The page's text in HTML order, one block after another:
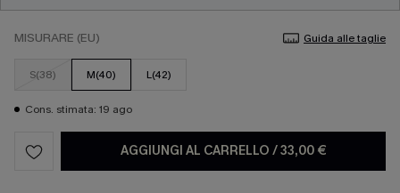
MISURARE (EU) Guida alle taglie
S(38) M(40) L(42)
Cons. stimata: 19 ago
AGGIUNGI AL CARRELLO /33,00 €